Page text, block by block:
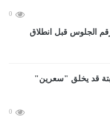
0
الجلوس قبل انطلاق
0